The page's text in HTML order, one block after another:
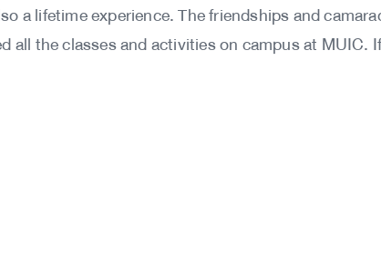
a lifetime experience. The friendships and
the classes and activities on campus at